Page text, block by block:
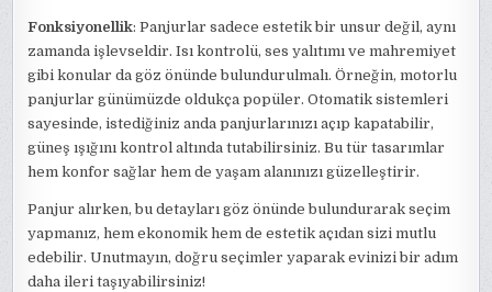
Fonksiyonellik: Panjurlar sadece estetik bir unsur değil, aynı
zamanda işlevseldir. Isı kontrolü, ses yalıtımı ve mahremiyet
gibi konular da göz önünde bulundurulmalı. Örneğin, motorlu
panjurlar günümüzde oldukça popüler. Otomatik sistemleri
sayesinde, istediğiniz anda panjurlarınızı açıp kapatabilir,
güneş ışığını kontrol altında tutabilirsiniz. Bu tür tasarımlar
hem konfor sağlar hem de yaşam alanınızı güzelleştirir.
Panjur alırken, bu detayları göz önünde bulundurarak seçim
yapmanız, hem ekonomik hem de estetik açıdan sizi mutlu
edebilir. Unutmayın, doğru seçimler yaparak evinizi bir adım
daha ileri taşıyabilirsiniz!